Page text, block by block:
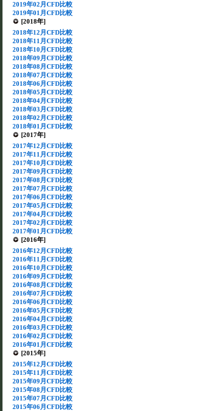
2019年02月CFD比較
2019年01月CFD比較
[2018年]
2018年12月CFD比較
2018年11月CFD比較
2018年10月CFD比較
2018年09月CFD比較
2018年08月CFD比較
2018年07月CFD比較
2018年06月CFD比較
2018年05月CFD比較
2018年04月CFD比較
2018年03月CFD比較
2018年02月CFD比較
2018年01月CFD比較
[2017年]
2017年12月CFD比較
2017年11月CFD比較
2017年10月CFD比較
2017年09月CFD比較
2017年08月CFD比較
2017年07月CFD比較
2017年06月CFD比較
2017年05月CFD比較
2017年04月CFD比較
2017年02月CFD比較
2017年01月CFD比較
[2016年]
2016年12月CFD比較
2016年11月CFD比較
2016年10月CFD比較
2016年09月CFD比較
2016年08月CFD比較
2016年07月CFD比較
2016年06月CFD比較
2016年05月CFD比較
2016年04月CFD比較
2016年03月CFD比較
2016年02月CFD比較
2016年01月CFD比較
[2015年]
2015年12月CFD比較
2015年11月CFD比較
2015年09月CFD比較
2015年08月CFD比較
2015年07月CFD比較
2015年06月CFD比較